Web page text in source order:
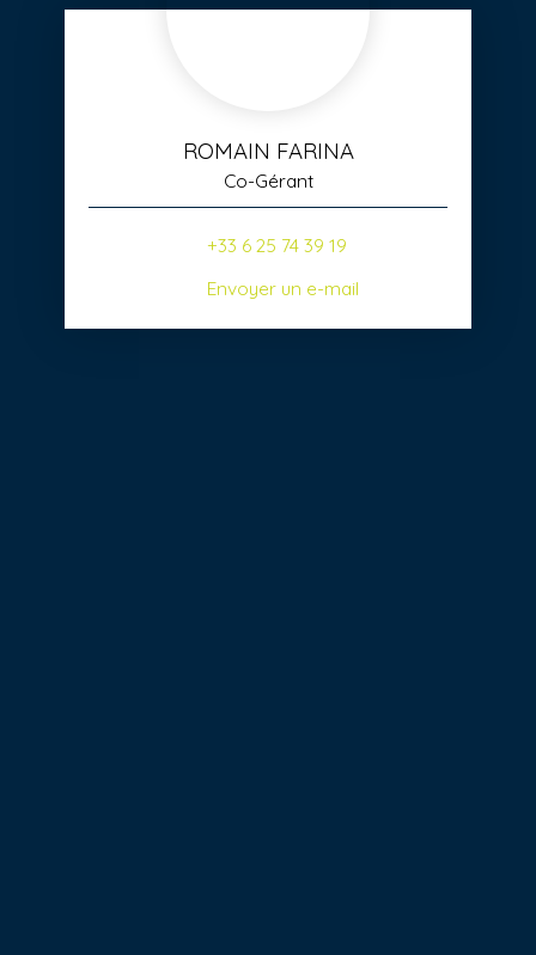
ROMAIN FARINA
Co-Gérant
+33 6 25 74 39 19
Envoyer un e-mail